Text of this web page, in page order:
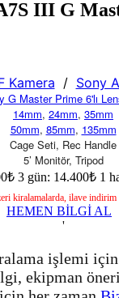
III G
Kamera / Sony
G Master Prime 6'lı
14mm, 24mm, 35mm
50mm, 85mm, 135mm
Cage Seti, Rec Handle
5’ Monitör, Tripod
3 gün: 14.400₺ 1
kiralamalarda, ilave indirim
HEMEN BİLGİ AL
'
işlemi
ekipman